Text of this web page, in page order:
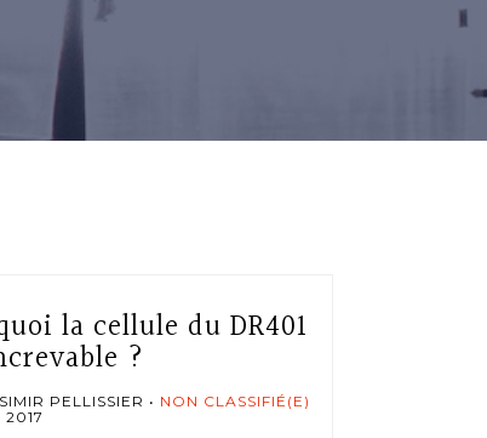
la cellule du DR401
?
PELLISSIER
NON CLASSIFIÉ(E)
2017